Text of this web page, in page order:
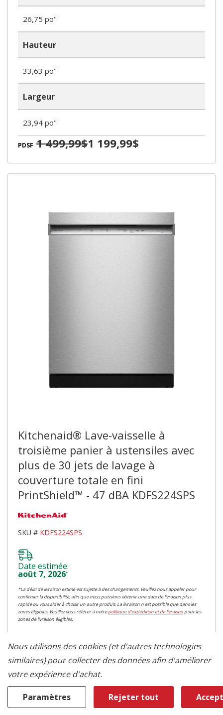
26,75 po"
Hauteur
33,63 po"
Largeur
23,94 po"
PDSF 1 499,99$1 199,99$
Kitchenaid® Lave-vaisselle à
troisième panier à ustensiles avec
plus de 30 jets de lavage à
couverture totale en fini
PrintShield™ - 47 dBA KDFS224SPS
SKU # KDFS224SPS
Date estimée:
août 7, 2026*
*La délai de livraison estimé est sujette à des changements. Veuillez nous appeler pour
confirmer la disponibilité, afin que nous puissions obtenir une date de livraison plus
rapide ou vous aider à choisir un autre produit. La livraison n'est possible que dans les
zones éligibles. Veuillez vous référer à notrepolitique d'expédition et de livraisonpour les
zones de livraison éligibles.
Colour
Acier inoxydable
Categorie
Nous utilisons des cookies (et d'autres technologies
similaires) pour collecter des données afin d'améliorer
votre expérience d'achat.
Paramètres Rejeter tout